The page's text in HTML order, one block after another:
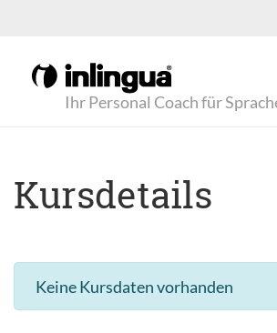
Ihr Personal Coach für
Kursdetails
Keine Kursdaten vorhanden